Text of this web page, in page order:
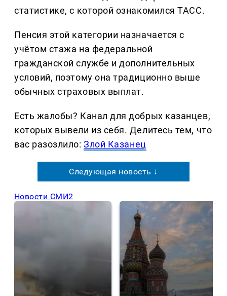
статистике, с которой ознакомился ТАСС.
Пенсия этой категории назначается с
учётом стажа на федеральной
гражданской службе и дополнительных
условий, поэтому она традиционно выше
обычных страховых выплат.
Есть жалобы? Канал для добрых казанцев,
которых вывели из себя. Делитеcь тем, что
вас разозлило:Злой Казанец
Следующая новость ↓
Новости СМИ2